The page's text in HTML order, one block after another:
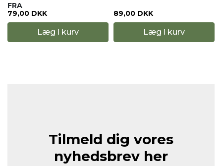
FRA
79,00 DKK
Læg i kurv
89,00 DKK
Læg i kurv
Tilmeld dig vores
nyhedsbrev her